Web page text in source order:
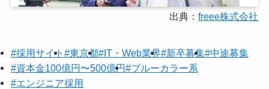
出典：freee株式会社
#採用サイト #東京都#IT・Web業界#新卒募集#中途募集
#資本金100億円〜500億円#ブルーカラー系
#エンジニア採用